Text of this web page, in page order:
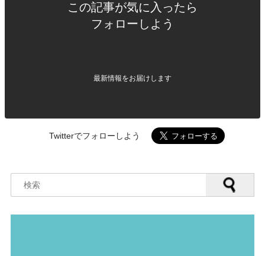
この記事が気に入ったら
フォローしよう
最新情報をお届けします
Twitterでフォローしよう